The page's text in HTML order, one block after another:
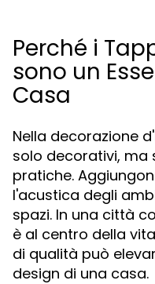
Perché i
sono un
Casa
Nella decorazione
solo decorativi, ma
pratiche.
l'acustica degli
spazi. In una città
è al centro della
di qualità può
design di una casa.